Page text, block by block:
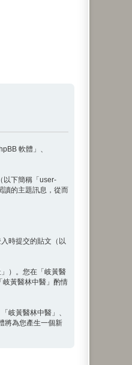
軟體」、
以下簡稱「user-
讀的主題訊息，從而
時提交的貼文（以
）。您在「岐黃醫
岐黃醫林中醫」酌情
岐黃醫林中醫」、
將為您產生一個新